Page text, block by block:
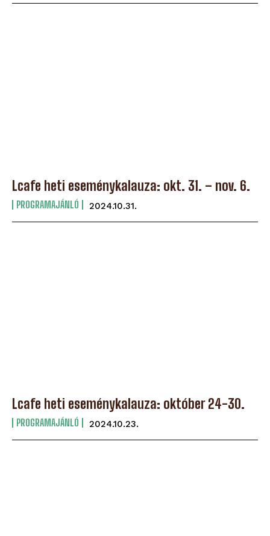
Lcafe heti eseménykalauza: okt. 31. – nov. 6.
PROGRAMAJÁNLÓ 2024.10.31.
Lcafe heti eseménykalauza: október 24-30.
PROGRAMAJÁNLÓ 2024.10.23.